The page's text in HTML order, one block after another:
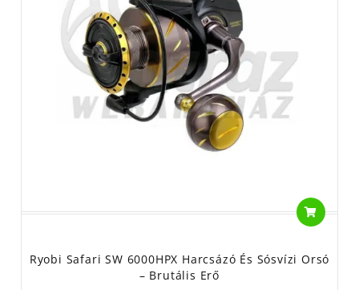
Ryobi Safari SW 6000HPX Harcsázó És Sósvízi Orsó
– Brutális Erő